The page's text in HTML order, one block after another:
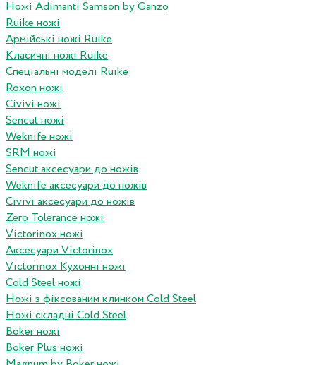
Ножі Adimanti Samson by Ganzo
Ruike ножі
Армійські ножі Ruike
Класичні ножі Ruike
Спеціальні моделі Ruike
Roxon ножi
Civivi ножі
Sencut ножі
Weknife ножі
SRM ножі
Sencut аксесуари до ножів
Weknife аксесуари до ножів
Civivi аксесуари до ножів
Zero Tolerance ножі
Victorinox ножі
Аксесуари Victorinox
Victorinox Кухонні ножі
Cold Steel ножі
Ножі з фіксованим клинком Cold Steel
Ножі складні Cold Steel
Boker ножі
Boker Plus ножі